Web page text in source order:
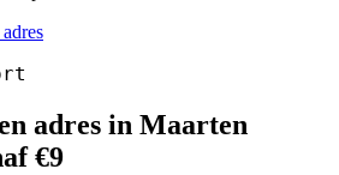
adres in Maarten
€9